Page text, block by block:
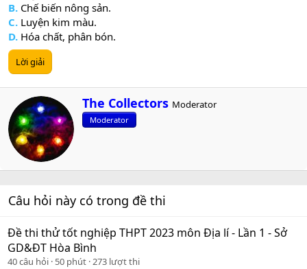
B. Chế biến nông sản.
C. Luyện kim màu.
D. Hóa chất, phân bón.
Lời giải
W
r
i
n
y
The Collectors Moderator
Moderator
Câu hỏi này có trong đề thi
Đề thi thử tốt nghiệp THPT 2023 môn Địa lí - Lần 1 - Sở
GD&ĐT Hòa Bình
40 câu hỏi 50 phút 273 lượt thi